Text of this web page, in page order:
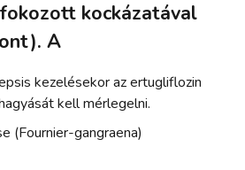
kockázatával
A
kezelésekor az ertugliflozin
kell mérlegelni.
(Fournier-gangraena)